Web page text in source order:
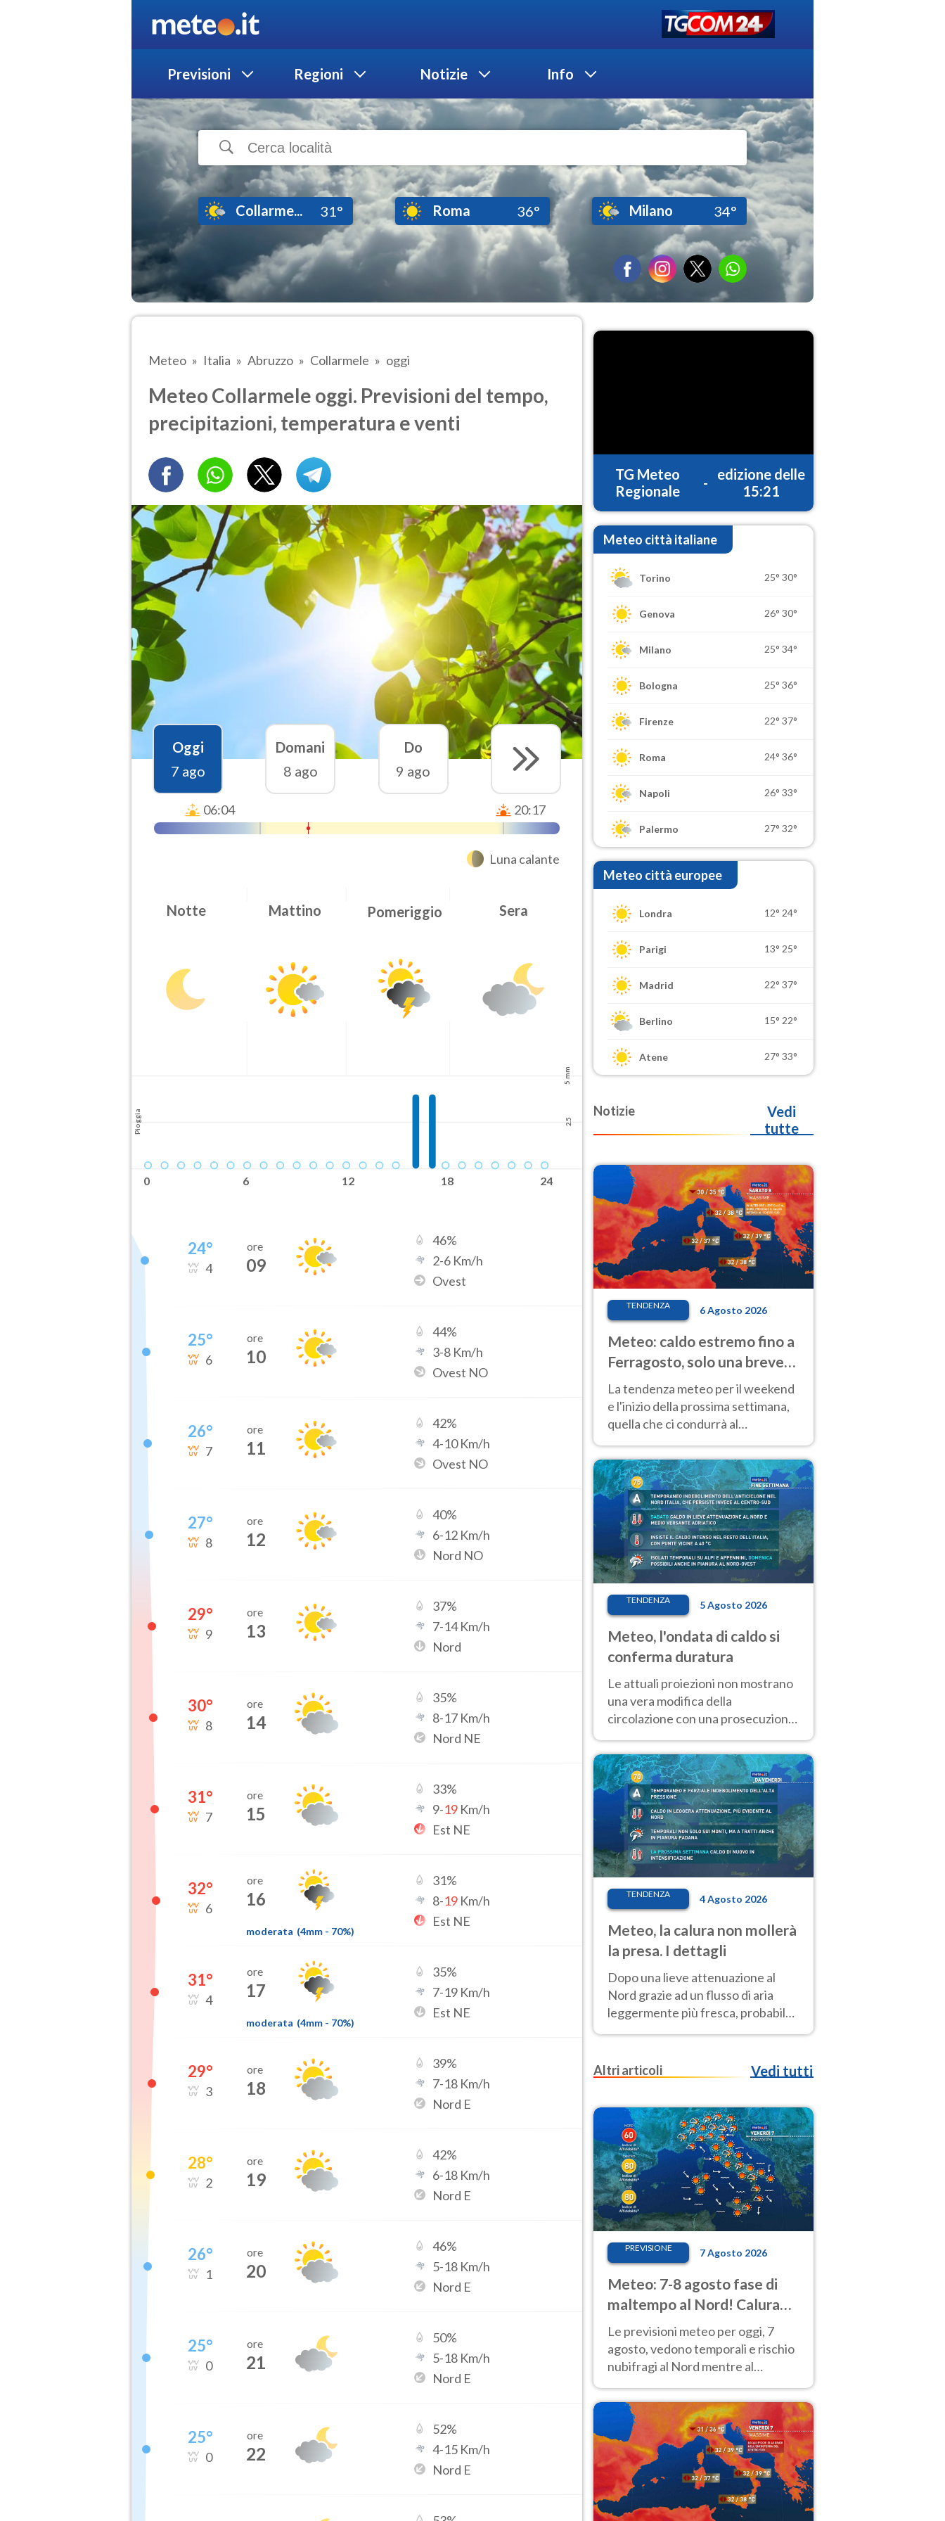
Previsioni Regioni Notizie Info
Collarme... 31° Roma 36° Milano 34°
Meteo Italia Abruzzo Collarmele oggi
Meteo Collarmele oggi. Previsioni del tempo,
precipitazioni, temperatura e venti
Oggi
7 ago
Domani
8 ago
Do
9 ago
06:04 20:17
Luna calante
Notte Mattino Pomeriggio Sera
5 mm
2.5
Pioggia
0 6 12 18 24
24°
4
ore
09
46%
2-6 Km/h
Ovest
25°
6
ore
10
44%
3-8 Km/h
Ovest NO
26°
7
ore
11
42%
4-10Km/h
Ovest NO
27°
8
ore
12
40%
6-12 Km/h
Nord NO
29°
9
ore
13
37%
7-14Km/h
Nord
30°
8
ore
14
35%
8-17 Km/h
Nord NE
31°
7
ore
15
33%
9-19 Km/h
Est NE
32°
6
ore
16
moderata (4mm - 70%)
31%
8-19 Km/h
Est NE
31°
4
ore
17
moderata (4mm - 70%)
35%
7-19 Km/h
Est NE
29°
3
ore
18
39%
7-18 Km/h
Nord E
28°
2
ore
19
42%
6-18 Km/h
Nord E
26°
1
ore
20
46%
5-18 Km/h
Nord E
25°
0
ore
21
50%
5-18 Km/h
Nord E
25°
0
ore
22
52%
4-15 Km/h
Nord E
TG Meteo
Regionale
-
edizione delle
15:21
Meteo città italiane
Torino 25° 30°
Genova 26° 30°
Milano 25° 34°
Bologna 25° 36°
Firenze 22° 37°
Roma 24° 36°
Napoli 26° 33°
Palermo 27° 32°
Meteo città europee
Londra 12° 24°
Parigi 13° 25°
Madrid 22° 37°
Berlino 15° 22°
Atene 27° 33°
Notizie
Vedi
tutte
TENDENZA 6 Agosto 2026
Meteo: caldo estremo fino a
Ferragosto, solo una breve
pausa. Ecco dove
La tendenza meteo per il weekend
e l'inizio della prossima settimana,
quella che ci condurrà al
temperature molto elevate
TENDENZA 5 Agosto 2026
Meteo, l'ondata di caldo si
conferma duratura
Le attuali proiezioni non mostrano
una vera modifica della
circolazione con una prosecuzione
giorni, compresa la settimana di
Ferragosto
TENDENZA 4 Agosto 2026
Meteo, la calura non mollerà
la presa. I dettagli
Dopo una lieve attenuazione al
Nord grazie ad un flusso di aria
leggermente più fresca, probabile
nuovo rinforzo dell’anticiclone
Altri articoli
Vedi tutti
PREVISIONE 7 Agosto 2026
Meteo: 7-8 agosto fase di
maltempo al Nord! Calura
fino a Ferragosto
Le previsioni meteo per oggi, 7
agosto, vedono temporali e rischio
nubifragi al Nord mentre al
molto intenso.